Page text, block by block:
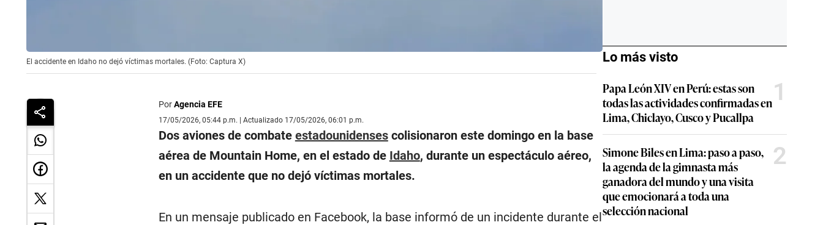
El accidente en Idaho no dejó víctimas mortales. (Foto: Captura X)
PorAgencia EFE
17/05/2026, 05:44 p.m. | Actualizado 17/05/2026, 06:01 p.m.
Dos aviones de combate estadounidensescolisionaron este domingo en la base
aérea de Mountain Home, en el estado de Idaho, durante un espectáculo aéreo,
en un accidente que no dejó víctimas mortales.
En un mensaje publicado en Facebook, la base informó de un incidente durante el
Lo más visto
Papa León XIV en Perú: estas son
todas las actividades confirmadas en
Lima, Chiclayo, Cusco y Pucallpa
1
Simone Biles en Lima: paso a paso,
la agenda de la gimnasta más
ganadora del mundo y una visita
que emocionará a toda una
selección nacional
2